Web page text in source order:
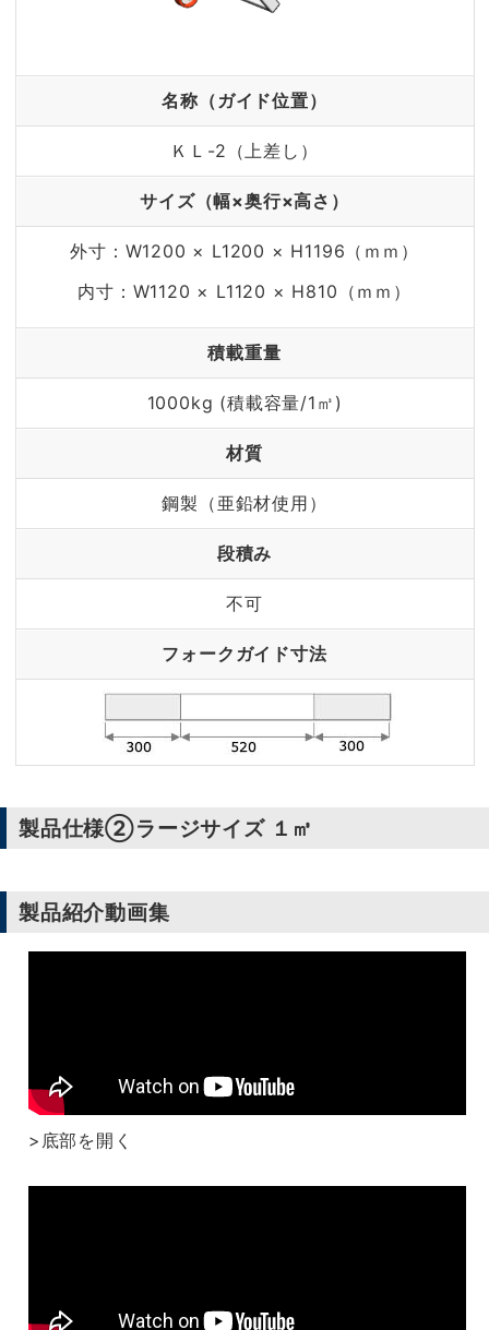
名称（ガイド位置）
ＫＬ-2（上差し）
サイズ（幅×奥行×高さ）
外寸：W1200 × L1200 × H1196（ｍｍ）
内寸：W1120 × L1120 × H810（ｍｍ）
積載重量
1000kg (積載容量/1㎥)
材質
鋼製（亜鉛材使用）
段積み
不可
フォークガイド寸法
製品仕様②ラージサイズ １㎥
製品紹介動画集
>底部を開く